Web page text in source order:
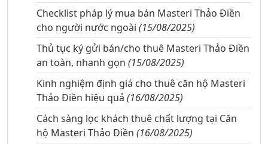
Checklist pháp lý mua bán Masteri Thảo Điền
cho người nước ngoài (15/08/2025)
Thủ tục ký gửi bán/cho thuê Masteri Thảo Điền
an toàn, nhanh gọn (15/08/2025)
Kinh nghiệm định giá cho thuê căn hộ Masteri
Thảo Điền hiệu quả (16/08/2025)
Cách sàng lọc khách thuê chất lượng tại Căn
hộ Masteri Thảo Điền (16/08/2025)